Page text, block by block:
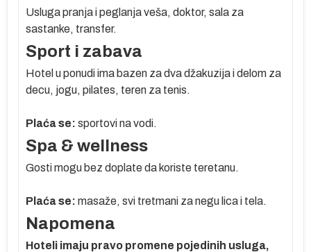
Usluga pranja i peglanja veša, doktor, sala za
sastanke, transfer.
Sport i zabava
Hotel u ponudi ima bazen za dva džakuzija i delom za
decu, jogu, pilates, teren za tenis.
Plaća se: sportovi na vodi.
Spa & wellness
Gosti mogu bez doplate da koriste teretanu.
Plaća se: masaže, svi tretmani za negu lica i tela.
Napomena
Hoteli imaju pravo promene pojedinih usluga,